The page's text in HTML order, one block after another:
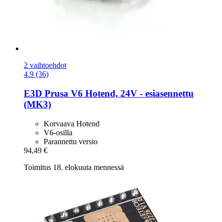
2 vaihtoehdot
4.9 (36)
E3D Prusa V6 Hotend, 24V -​ esiasennettu
(MK3)
Korvaava Hotend
V6-osilla
Parannettu versio
94,49 €
Toimitus 18. elokuuta mennessä